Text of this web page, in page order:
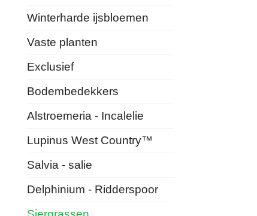
Winterharde ijsbloemen
Vaste planten
Exclusief
Bodembedekkers
Alstroemeria - Incalelie
Lupinus West Country™
Salvia - salie
Delphinium - Ridderspoor